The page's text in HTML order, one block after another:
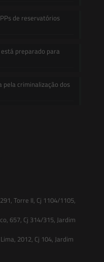
de reservatórios
preparado para
pela criminalização dos
Torre II, Cj 1104/1105,
657, Cj 314/315, Jardim
2012, Cj 104, Jardim